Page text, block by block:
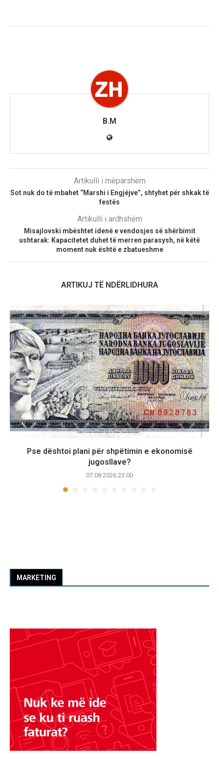
B.M
Artikulli i mëparshëm
Sot nuk do të mbahet “Marshi i Engjëjve”, shtyhet për shkak të
festës
Artikulli i ardhshëm
Misajlovski mbështet idenë e vendosjes së shërbimit
ushtarak: Kapacitetet duhet të merren parasysh, në këtë
moment nuk është e zbatueshme
ARTIKUJ TË NDËRLIDHURA
Pse dështoi plani për shpëtimin e ekonomisë
jugosllave?
07.08.2026 23:00
MARKETING